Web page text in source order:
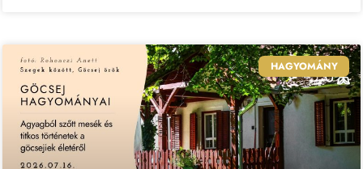
HAGYOMÁNY